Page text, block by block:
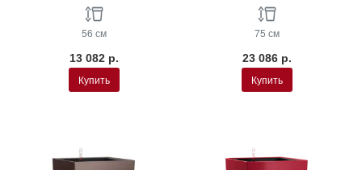
56 см
13 082 р.
Купить
75 см
23 086 р.
Купить